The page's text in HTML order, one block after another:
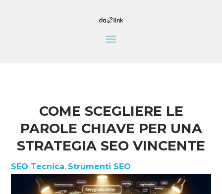
COME SCEGLIERE LE
PAROLE CHIAVE PER UNA
STRATEGIA SEO VINCENTE
SEO Tecnica, Strumenti SEO